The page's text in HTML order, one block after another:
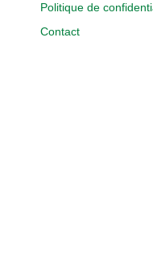
Politique de
Contact